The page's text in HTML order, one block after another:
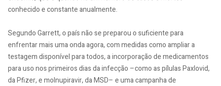
conhecido e constante anualmente.
Segundo Garrett, o país não se preparou o suficiente para
enfrentar mais uma onda agora, com medidas como ampliar a
testagem disponível para todos, a incorporação de medicamentos
para uso nos primeiros dias da infecção –como as pílulas Paxlovid,
da Pfizer, e molnupiravir, da MSD– e uma campanha de